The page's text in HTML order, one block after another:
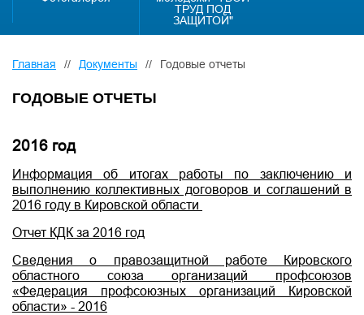
ТРУД ПОД
ЗАЩИТОЙ"
Главная // Документы // Годовые отчеты
ГОДОВЫЕ ОТЧЕТЫ
2016 год
Информация об итогах работы по заключению и
выполнению коллективных договоров и соглашений в
2016 году в Кировской области
Отчет КДК за 2016 год
Сведения о правозащитной работе Кировского
областного союза организаций профсоюзов
«Федерация профсоюзных организаций Кировской
области» - 2016